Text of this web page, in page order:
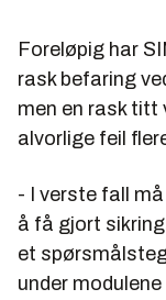
Foreløpig har
rask befaring
men en rask titt
alvorlige feil
- I verste fall
å få gjort
et
under